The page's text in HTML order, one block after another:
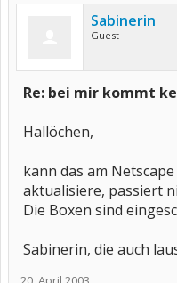
Sabinerin
Guest
Re: bei mir kommt
Hallöchen,
kann das am
aktualisiere, passiert
Die Boxen sind
Sabinerin, die auch